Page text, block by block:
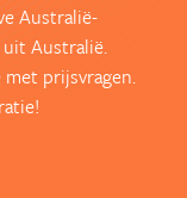
Australië-
Australië.
prijsvragen.